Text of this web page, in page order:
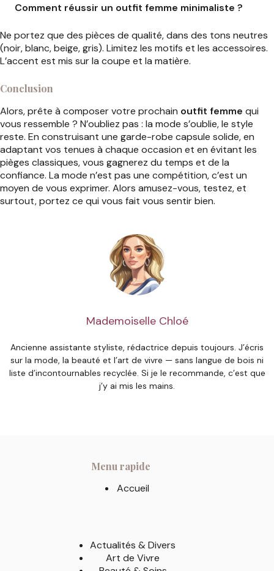
Comment réussir un outfit femme minimaliste ?
Ne portez que des pièces de qualité, dans des tons neutres
(noir, blanc, beige, gris). Limitez les motifs et les accessoires.
L’accent est mis sur la coupe et la matière.
Conclusion
Alors, prête à composer votre prochain outfit femme qui
vous ressemble ? N’oubliez pas : la mode s’oublie, le style
reste. En construisant une garde-robe capsule solide, en
adaptant vos tenues à chaque occasion et en évitant les
pièges classiques, vous gagnerez du temps et de la
confiance. La mode n’est pas une compétition, c’est un
moyen de vous exprimer. Alors amusez-vous, testez, et
surtout, portez ce qui vous fait vous sentir bien.
Mademoiselle Chloé
Ancienne assistante styliste, rédactrice depuis toujours. J’écris
sur la mode, la beauté et l’art de vivre — sans langue de bois ni
liste d’incontournables recyclée. Si je le recommande, c’est que
j’y ai mis les mains.
Menu rapide
Accueil
Actualités & Divers
Art de Vivre